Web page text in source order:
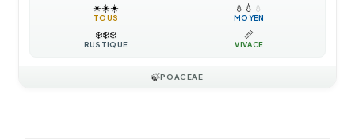
☀️☀️☀️
TOUS
💧 💧 💧
MOYEN
❄️❄️❄️
RUSTIQUE
📏
VIVACE
🍃POACEAE